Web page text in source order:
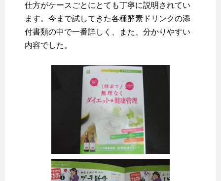
仕方がケースごとにとても丁寧に説明されてい
ます。今まで試してきた各種酵素ドリンクの添
付書類の中で一番詳しく、また、分かりやすい
内容でした。